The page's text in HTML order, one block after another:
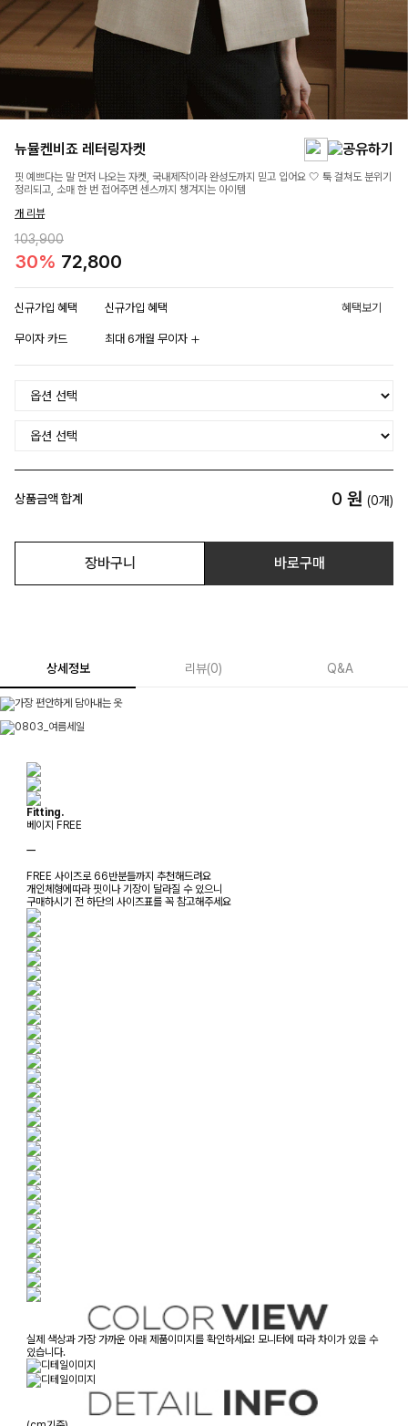
뉴뮬켄비죠 레터링자켓
핏 예쁘다는 말 먼저 나오는 자켓, 국내제작이라 완성도까지 믿고 입어요 🤍 툭 걸쳐도 분위기
정리되고, 소매 한 번 접어주면 센스까지 챙겨지는 아이템
개 리뷰
103,900
30% 72,800
신규가입 혜택 신규가입 혜택 혜택보기
무이자 카드 최대 6개월 무이자
상품금액 합계 0 원 (0개)
장바구니 바로구매
상세정보 리뷰(0) Q&A
Fitting.
베이지 FREE
ㅡ
FREE 사이즈로 66반분들까지 추천해드려요
개인체형에따라 핏이나 기장이 달라질 수 있으니
구매하시기 전 하단의 사이즈표를 꼭 참고해주세요
실제 색상과 가장 가까운 아래 제품이미지를 확인하세요! 모니터에 따라 차이가 있을 수
있습니다.